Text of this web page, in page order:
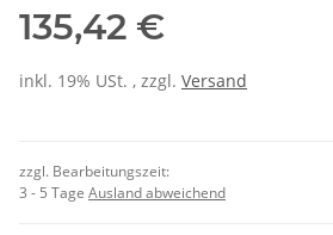
135,42 €
inkl. 19% USt. , zzgl. Versand
zzgl. Bearbeitungszeit:
3 - 5 Tage Ausland abweichend